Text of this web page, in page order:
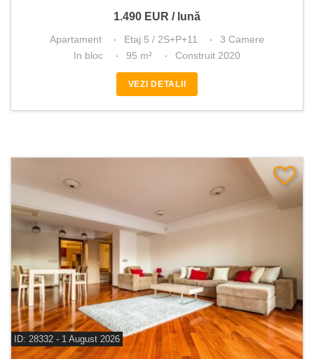
1.490 EUR / lună
Apartament Etaj 5 / 2S+P+11
3 Camere
In bloc
95 m² Construit 2020
VEZI DETALII
ID: 28332 - 1 August 2026